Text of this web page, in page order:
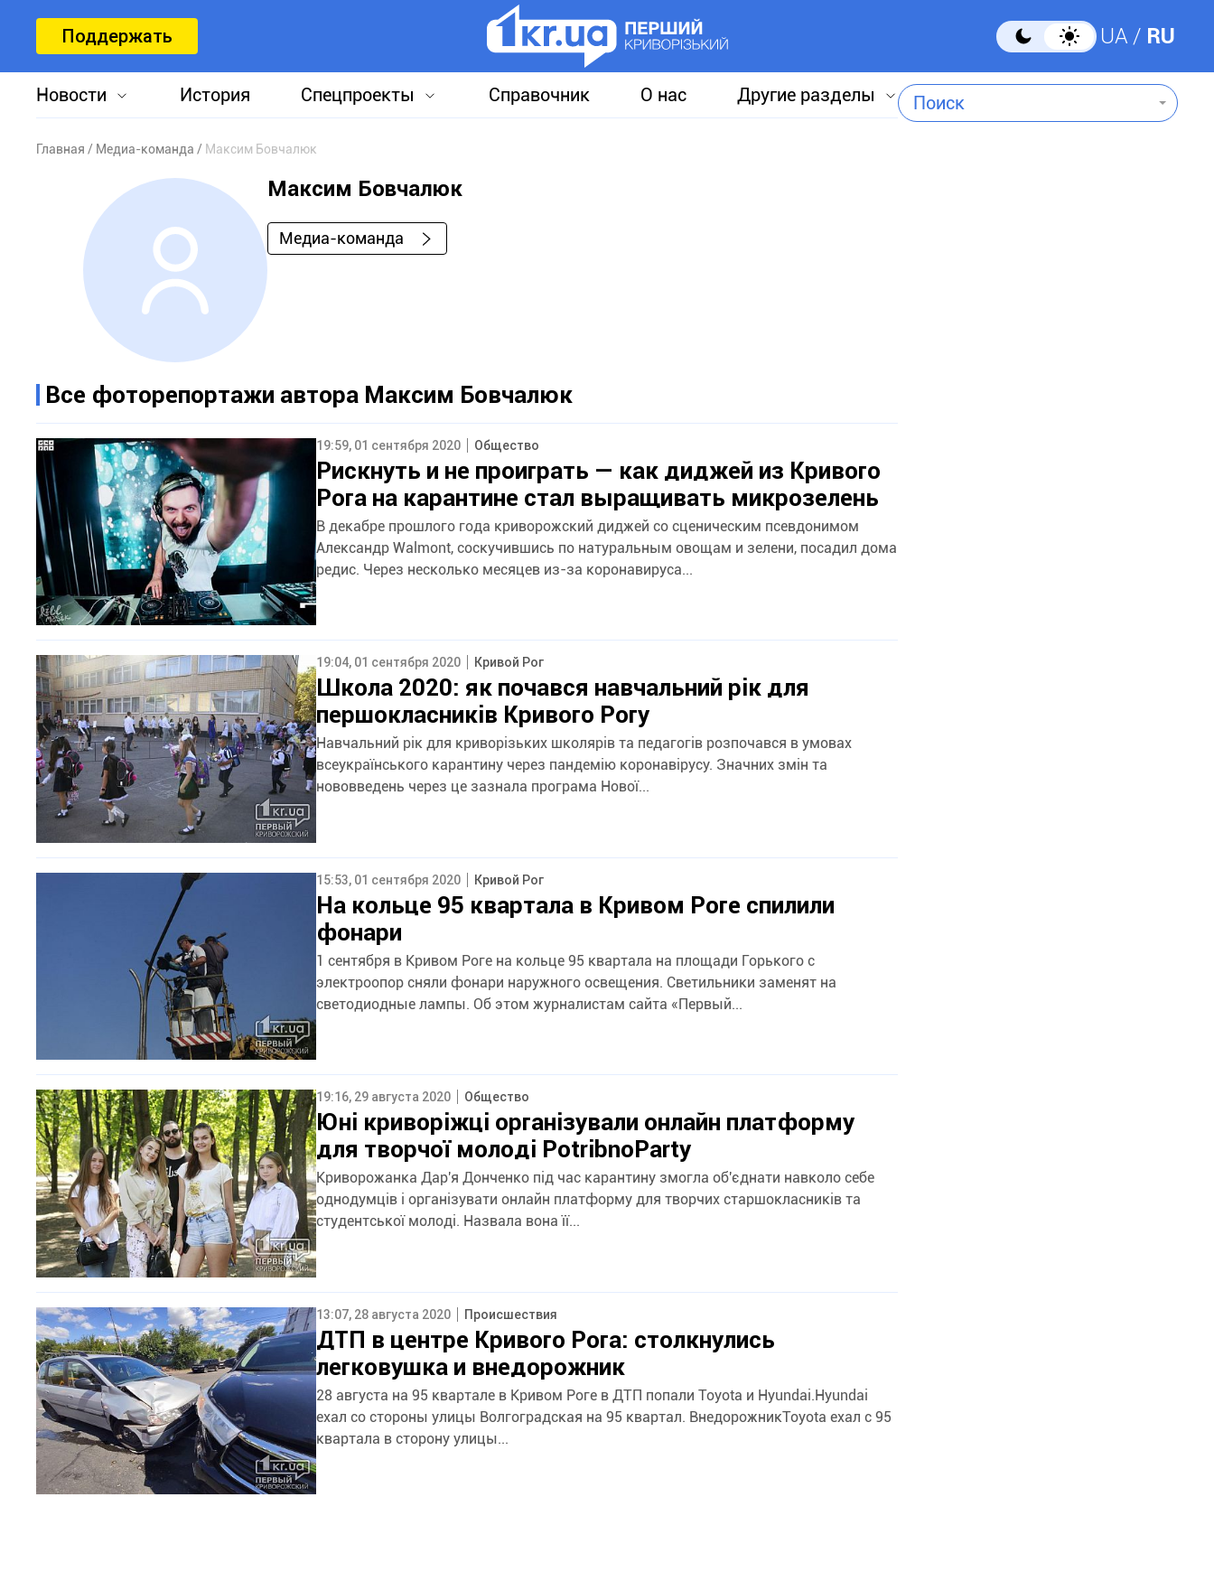
Поддержать UA RU
Новости История Спецпроекты Справочник О нас Другие разделы Поиск
Главная Медиа-команда Максим Бовчалюк
Максим Бовчалюк
Медиа-команда
Все фоторепортажи автора Максим Бовчалюк
19:59, 01 сентября 2020 Общество
Рискнуть и не проиграть — как диджей из Кривого
Рога на карантине стал выращивать микрозелень
В декабре прошлого года криворожский диджей со сценическим псевдонимом
Александр Walmont, соскучившись по натуральным овощам и зелени, посадил дома
редис. Через несколько месяцев из-за коронавируса...
19:04, 01 сентября 2020 Кривой Рог
Школа 2020: як почався навчальний рік для
першокласників Кривого Рогу
Навчальний рік для криворізьких школярів та педагогів розпочався в умовах
всеукраїнського карантину через пандемію коронавірусу. Значних змін та
нововведень через це зазнала програма Нової...
15:53, 01 сентября 2020 Кривой Рог
На кольце 95 квартала в Кривом Роге спилили
фонари
1 сентября в Кривом Роге на кольце 95 квартала на площади Горького с
электроопор сняли фонари наружного освещения. Светильники заменят на
светодиодные лампы. Об этом журналистам сайта «Первый...
19:16, 29 августа 2020 Общество
Юні криворіжці організували онлайн платформу
для творчої молоді PotribnoParty
Криворожанка Дар'я Донченко під час карантину змогла об'єднати навколо себе
однодумців і організувати онлайн платформу для творчих старшокласників та
студентської молоді. Назвала вона її...
13:07, 28 августа 2020 Происшествия
ДТП в центре Кривого Рога: столкнулись
легковушка и внедорожник
28 августа на 95 квартале в Кривом Роге в ДТП попали Toyota и Hyundai.Hyundai
ехал со стороны улицы Волгоградская на 95 квартал. ВнедорожникToyota ехал с 95
квартала в сторону улицы...